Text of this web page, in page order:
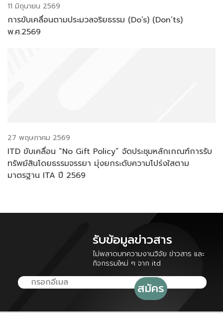
11 มิถุนายน 2569
การขับเคลื่อนตามประมวลจริยธรรม (Do’s) (Don’ts)
พ.ศ.2569
27 พฤษภาคม 2569
ITD ขับเคลื่อน “No Gift Policy” จัดประชุมหลักเกณฑ์การรับ
ทรัพย์สินโดยธรรมจรรยา มุ่งยกระดับความโปร่งใสตาม
มาตรฐาน ITA ปี 2569
รับข้อมูลข่าวสาร
ไม่พลาดบทความงานวิจัย ข่าวสาร และ
กิจกรรมใหม่ ๆ จาก itd